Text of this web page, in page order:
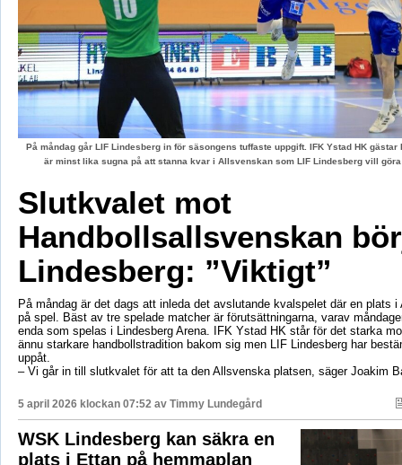
På måndag går LIF Lindesberg in för säsongens tuffaste uppgift. IFK Ystad HK gästar
är minst lika sugna på att stanna kvar i Allsvenskan som LIF Lindesberg vill
Slutkvalet mot
Handbollsallsvenskan
Lindesberg: ”Viktigt”
På måndag är det dags att inleda det avslutande kvalspelet där en plats
på spel. Bäst av tre spelade matcher är förutsättningarna, varav
enda som spelas i Lindesberg Arena. IFK Ystad HK står för det starka
ännu starkare handbollstradition bakom sig men LIF Lindesberg har
uppåt.
– Vi går in till slutkvalet för att ta den Allsvenska platsen, säger Joakim
5 april 2026 klockan 07:52 av Timmy Lundegård
WSK Lindesberg kan säkra en
plats i Ettan på hemmaplan